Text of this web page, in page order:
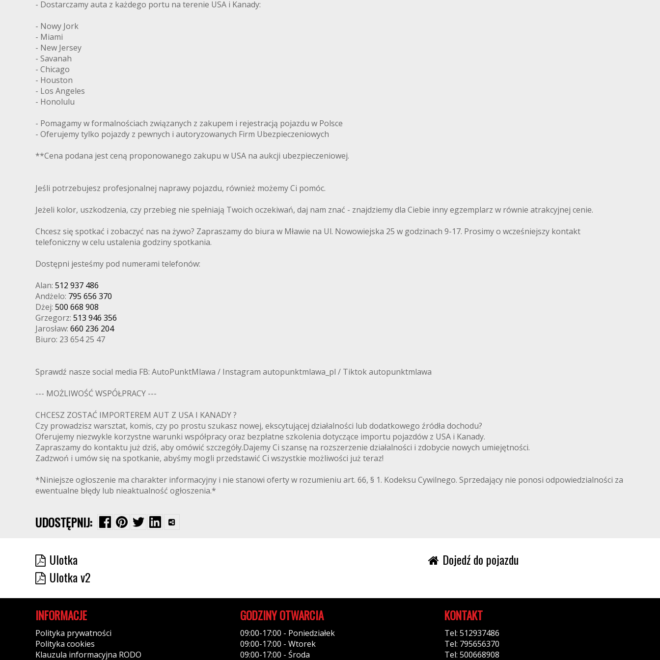
- Dostarczamy auta z każdego portu na terenie USA i Kanady:
- Nowy Jork
- Miami
- New Jersey
- Savanah
- Chicago
- Houston
- Los Angeles
- Honolulu
- Pomagamy w formalnościach związanych z zakupem i rejestracją pojazdu w Polsce
- Oferujemy tylko pojazdy z pewnych i autoryzowanych Firm Ubezpieczeniowych
**Cena podana jest ceną proponowanego zakupu w USA na aukcji ubezpieczeniowej.
Jeśli potrzebujesz profesjonalnej naprawy pojazdu, również możemy Ci pomóc.
Jeżeli kolor, uszkodzenia, czy przebieg nie spełniają Twoich oczekiwań, daj nam znać - znajdziemy dla Ciebie inny egzemplarz w równie atrakcyjnej cenie.
Chcesz się spotkać i zobaczyć nas na żywo? Zapraszamy do biura w Mławie na Ul. Nowowiejska 25 w godzinach 9-17. Prosimy o wcześniejszy kontakt
telefoniczny w celu ustalenia godziny spotkania.
Dostępni jesteśmy pod numerami telefonów:
Alan: 512 937 486
Andżelo: 795 656 370
Dżej: 500 668 908
Grzegorz: 513 946 356
Jarosław: 660 236 204
Biuro: 23 654 25 47
Sprawdź nasze social media FB: AutoPunktMlawa / Instagram autopunktmlawa_pl / Tiktok autopunktmlawa
--- MOŻLIWOŚĆ WSPÓŁPRACY ---
CHCESZ ZOSTAĆ IMPORTEREM AUT Z USA I KANADY ?
Czy prowadzisz warsztat, komis, czy po prostu szukasz nowej, ekscytującej działalności lub dodatkowego źródła dochodu?
Oferujemy niezwykle korzystne warunki współpracy oraz bezpłatne szkolenia dotyczące importu pojazdów z USA i Kanady.
Zapraszamy do kontaktu już dziś, aby omówić szczegóły.Dajemy Ci szansę na rozszerzenie działalności i zdobycie nowych umiejętności.
Zadzwoń i umów się na spotkanie, abyśmy mogli przedstawić Ci wszystkie możliwości już teraz!
*Niniejsze ogłoszenie ma charakter informacyjny i nie stanowi oferty w rozumieniu art. 66, § 1. Kodeksu Cywilnego. Sprzedający nie ponosi odpowiedzialności za
ewentualne błędy lub nieaktualność ogłoszenia.*
UDOSTĘPNIJ:
Ulotka
Ulotka v2
Dojedź do pojazdu
INFORMACJE
Polityka prywatności
Polityka cookies
Klauzula informacyjna RODO
GODZINY OTWARCIA
09:00-17:00 - Poniedziałek
09:00-17:00 - Wtorek
09:00-17:00 - Środa
KONTAKT
Tel: 512937486
Tel: 795656370
Tel: 500668908